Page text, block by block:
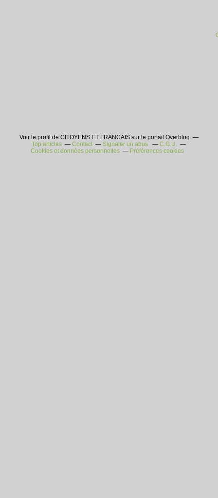
Voir le profil de CITOYENS ET FRANCAIS sur le portail Overblog
Top articles
Contact Signaler un abus
C.G.U.
Cookies et données personnelles
Préférences cookies